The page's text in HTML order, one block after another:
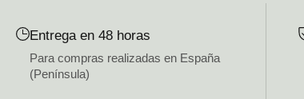
Entrega en 48 horas
Para compras realizadas en España
(Península)